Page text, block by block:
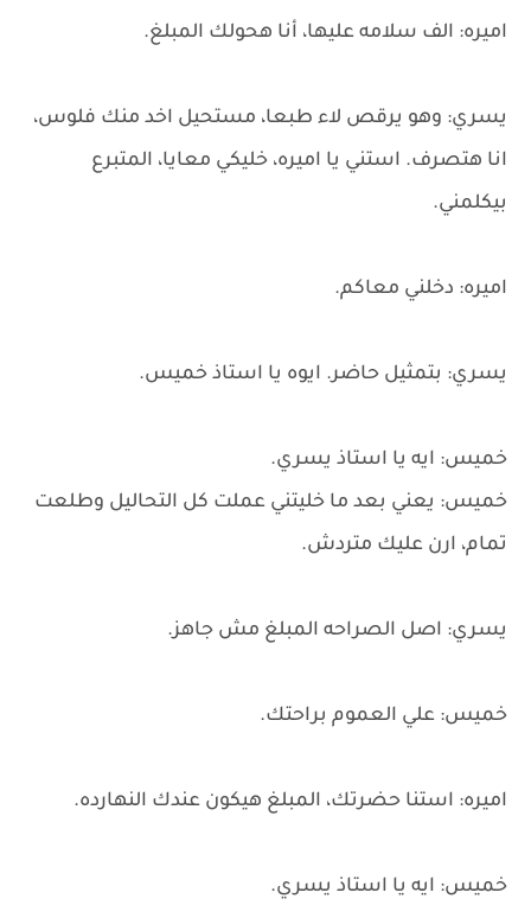
اميره: الف سلامه عليها، أنا هحولك المبلغ.
يسري: وهو يرقص لاء طبعا، مستحيل اخد منك فلوس،
انا هتصرف. استني يا اميره، خليكي معايا، المتبرع
بيكلمني.
اميره: دخلني معاكم.
يسري: بتمثيل حاضر. ايوه يا استاذ خميس.
خميس: ايه يا استاذ يسري.
خميس: يعني بعد ما خليتني عملت كل التحاليل وطلعت
تمام، ارن عليك متردش.
يسري: اصل الصراحه المبلغ مش جاهز.
خميس: علي العموم براحتك.
اميره: استنا حضرتك، المبلغ هيكون عندك النهارده.
خميس: ايه يا استاذ يسري.